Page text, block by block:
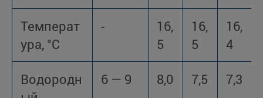
Температ
ура, °С
-
16,
5
16,
5
16,
4
Водородн
6 — 9 8,0 7,5 7,3